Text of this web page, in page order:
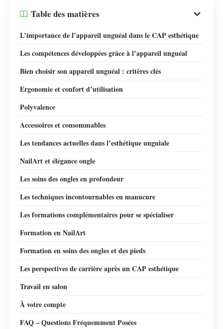
Table des matières
L’importance de l’appareil unguéal dans le CAP esthétique
Les compétences développées grâce à l’appareil unguéal
Bien choisir son appareil unguéal : critères clés
Ergonomie et confort d’utilisation
Polyvalence
Accessoires et consommables
Les tendances actuelles dans l’esthétique unguiale
NailArt et élégance ongle
Les soins des ongles en profondeur
Les techniques incontournables en manucure
Les formations complémentaires pour se spécialiser
Formation en NailArt
Formation en soins des ongles et des pieds
Les perspectives de carrière après un CAP esthétique
Travail en salon
À votre compte
FAQ – Questions Fréquemment Posées